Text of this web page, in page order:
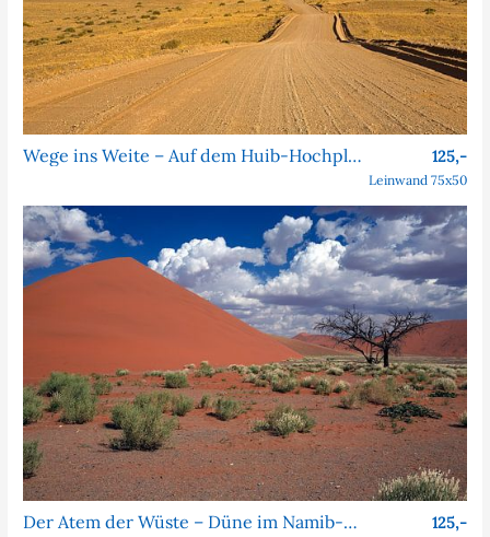
Wege ins Weite – Auf dem Huib-Hochplateau in Namibia 125,-
Leinwand 75x50
Der Atem der Wüste – Düne im Namib-Naukluft-Park 125,-